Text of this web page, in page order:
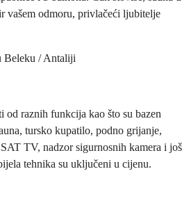
vašem odmoru, privlačeći ljubitelje
Beleku / Antaliji
raznih funkcija kao što su bazen
tursko kupatilo, podno grijanje,
TV, nadzor sigurnosnih kamera i još
tehnika su uključeni u cijenu.